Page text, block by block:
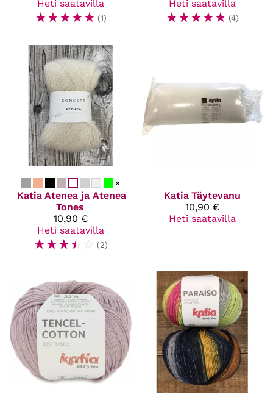
Heti saatavilla
☆☆☆☆☆ (1)
Heti saatavilla
☆☆☆☆☆ (4)
»
Katia Atenea ja Atenea
Tones
10,90 €
Heti saatavilla
☆☆☆☆ ☆ (2)
Katia Täytevanu
10,90 €
Heti saatavilla